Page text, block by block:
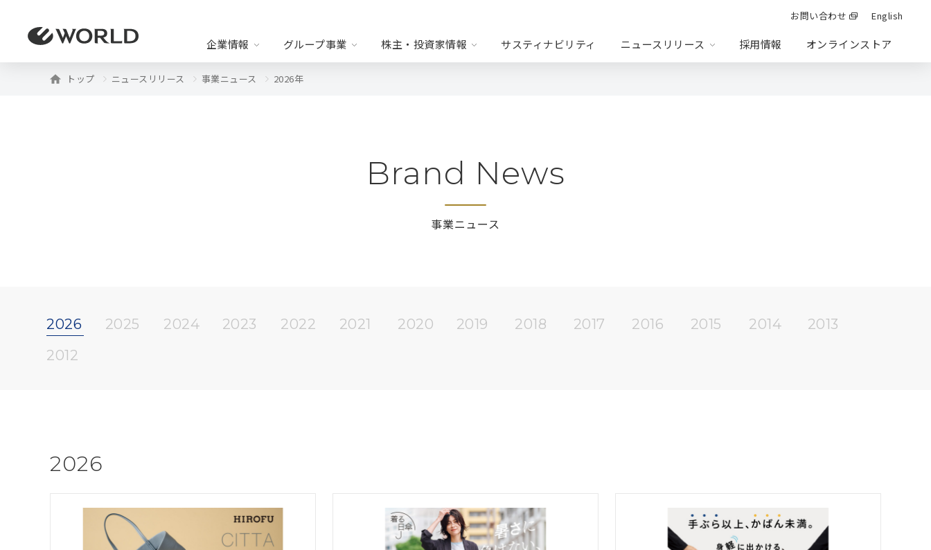
お問い合わせ English
企業情報 グループ事業
・サーキュラー
・海外
・テクノロジー
株主・投資家情報
財務ハイライト
サスティナビリティ ニュースリリース 採用情報 オンラインストア
トップ ニュースリリース 事業ニュース 2026年
Brand News
事業ニュース
2026 2025 2024 2023 2022 2021 2020 2019 2018 2017 2016 2015 2014
2013
2012
2026